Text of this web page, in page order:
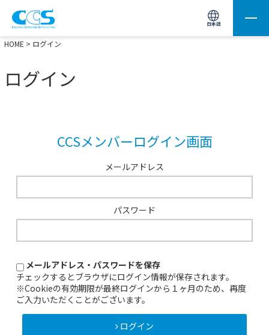
日本語
画像処理用の製品検索 サイト内検索(Enterで実行)
HOME > ログイン
ログイン
CCSメンバーログイン画面
メールアドレス
パスワード
メールアドレス・パスワードを保存
チェックするとブラウザにログイン情報が保存されます。
※Cookieの有効期限が最終ログインから１ヶ月のため、再度
ご入力いただくことがございます。
ログイン